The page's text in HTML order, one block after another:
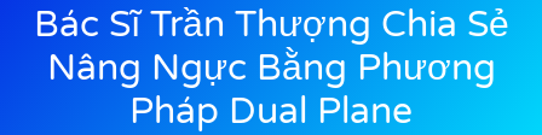
Bác Sĩ Trần Thượng Chia Sẻ
Nâng Ngực Bằng Phương
Pháp Dual Plane